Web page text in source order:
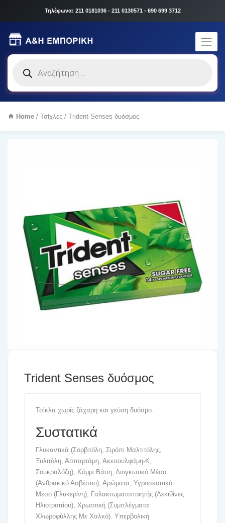
Τηλέφωνα: 211 0181036 - 211 0130571 - 690 699 3712
search
Home / Τσίχλες / Trident Senses δυόσμος
Trident Senses δυόσμος
Τσίκλα χωρίς ζάχαρη και γεύση δυόσμο.
Συστατικά
Γλυκαντικά (Σορβιτόλη, Σιρόπι Μαλτιτόλης,
Ξυλιτόλη, Ασπαρτάμη, Ακεσουλφάμη-Κ,
Σουκραλόζη), Κόμμι Βάση, Διογκωτικό Μέσο
(Ανθρακικό Ασβέστιο), Αρώματα, Υγροσκοπικό
Μέσο (Γλυκερίνη), Γαλακτωματοποιητής (Λεκιθίνες
Ηλιοτροπίου), Χρωστική (Συμπλέγματα
Χλωροφύλλης Με Χαλκό). Υπερβολική